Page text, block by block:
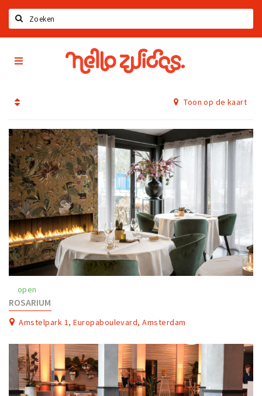
Home
Upcoming events
Offers & Deals
Restaurants
Bars
Hotels
Shops
Live
Work
Education
Magazine
Columns
Hello
Zuidas
App
Toon op de kaart
open
ROSARIUM
Amstelpark 1, Europaboulevard, Amsterdam